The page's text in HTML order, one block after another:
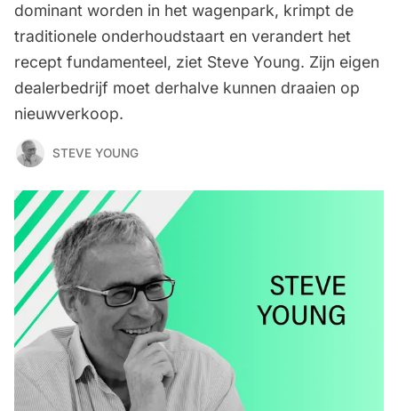
dominant worden in het wagenpark, krimpt de
traditionele onderhoudstaart en verandert het
recept fundamenteel, ziet Steve Young. Zijn eigen
dealerbedrijf moet derhalve kunnen draaien op
nieuwverkoop.
STEVE YOUNG